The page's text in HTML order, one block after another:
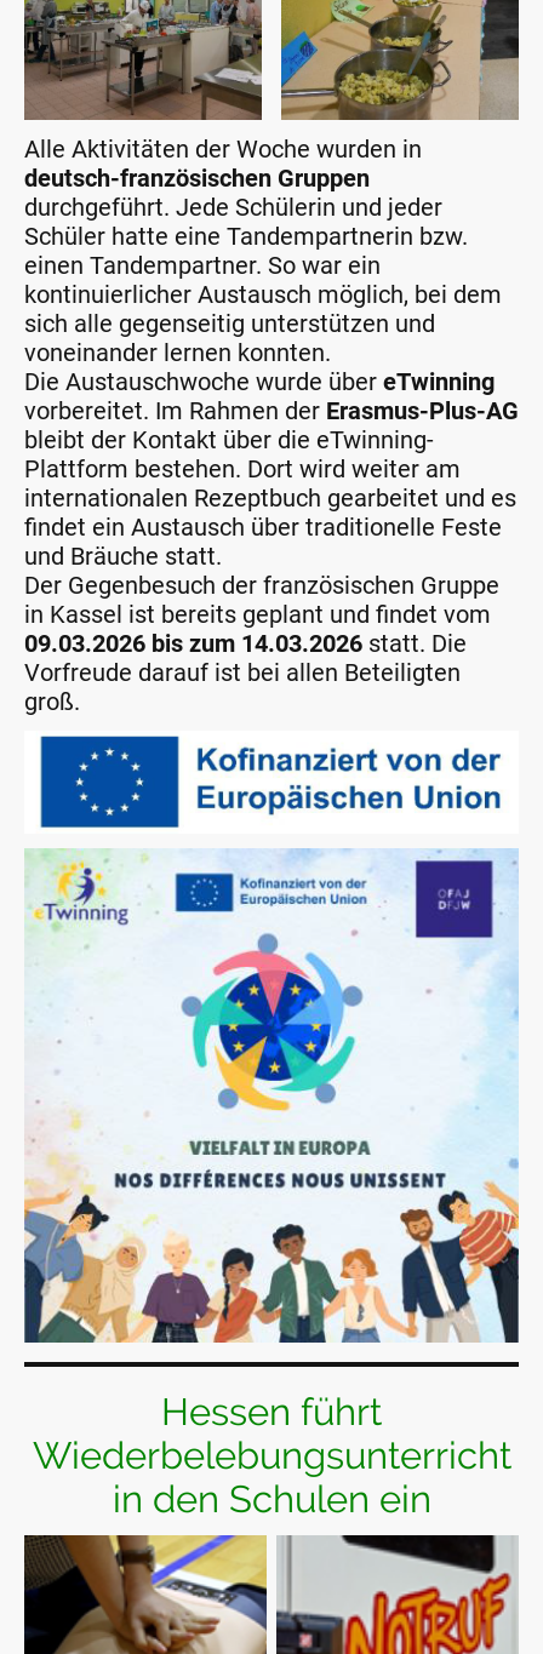
Alle Aktivitäten der Woche wurden in
deutsch-französischen Gruppen
durchgeführt. Jede Schülerin und jeder
Schüler hatte eine Tandempartnerin bzw.
einen Tandempartner. So war ein
kontinuierlicher Austausch möglich, bei dem
sich alle gegenseitig unterstützen und
voneinander lernen konnten.
Die Austauschwoche wurde über eTwinning
vorbereitet. Im Rahmen der Erasmus-Plus-AG
bleibt der Kontakt über die eTwinning-
Plattform bestehen. Dort wird weiter am
internationalen Rezeptbuch gearbeitet und es
findet ein Austausch über traditionelle Feste
und Bräuche statt.
Der Gegenbesuch der französischen Gruppe
in Kassel ist bereits geplant und findet vom
09.03.2026 bis zum 14.03.2026 statt. Die
Vorfreude darauf ist bei allen Beteiligten
groß.
Hessen führt
Wiederbelebungsunterricht
in den Schulen ein